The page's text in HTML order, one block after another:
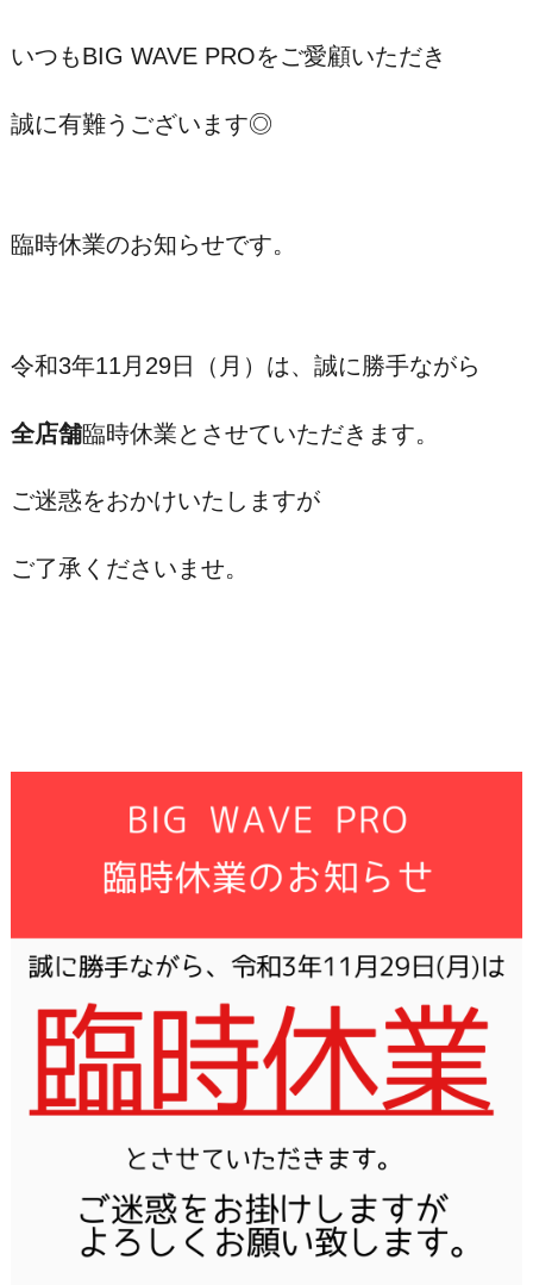
いつもBIG WAVE PROをご愛顧いただき
誠に有難うございます◎
臨時休業のお知らせです。
令和3年11月29日（月）は、誠に勝手ながら
全店舗臨時休業とさせていただきます。
ご迷惑をおかけいたしますが
ご了承くださいませ。